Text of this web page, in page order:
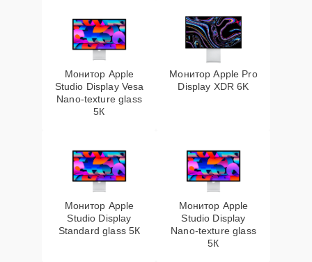
Монитор Apple
Studio Display Vesa
Nano-texture glass
5К
Монитор Apple Pro
Display XDR 6K
Монитор Apple
Studio Display
Standard glass 5К
Монитор Apple
Studio Display
Nano-texture glass
5К